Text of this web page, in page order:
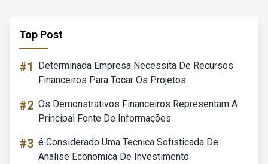
Top Post
#1
Determinada Empresa Necessita De Recursos
Financeiros Para Tocar Os Projetos
#2 Os Demonstrativos Financeiros Representam A
Principal Fonte De Informações
#3 é Considerado Uma Tecnica Sofisticada De
Analise Economica De Investimento